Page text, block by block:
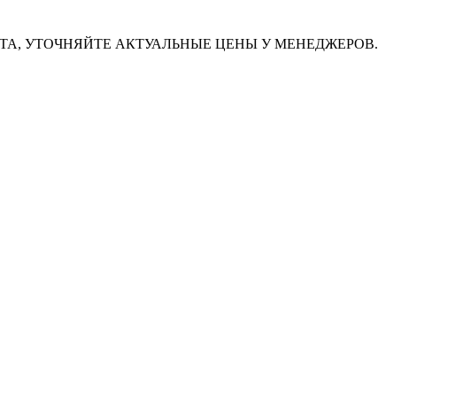
УТОЧНЯЙТЕ АКТУАЛЬНЫЕ ЦЕНЫ У МЕНЕДЖЕРОВ.